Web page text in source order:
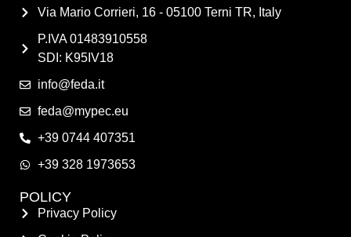
Via Mario Corrieri, 16 - 05100 Terni TR, Italy
P.IVA 01483910558
SDI: K95IV18
info@feda.it
feda@mypec.eu
+39 0744 407351
+39 328 1973653
POLICY
Privacy Policy